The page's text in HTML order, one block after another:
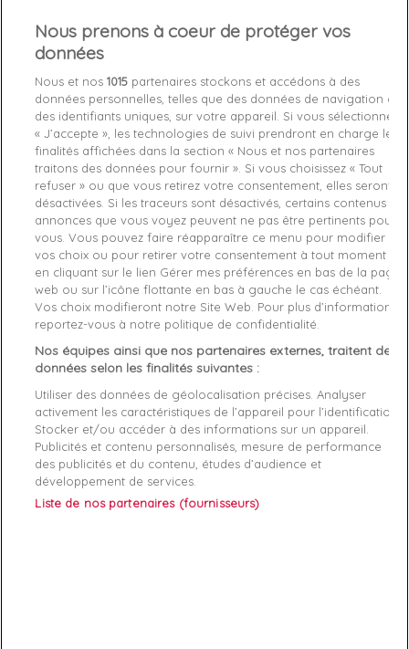
Référence FW0FW05558-YBR 39
Fiche technique
Couleur Blanc
Matière cuir
Conseil Taille Prenez votre taille habituelle
Genre Femme
Rayon Chaussure
Démarque 20 %
Semelle
intérieure
Synthétique
Nous prenons à coeur de protéger vos
données
Nous et nos1015 partenaires stockons et accédons à des
données personnelles, telles que des données de navigation ou
des identifiants uniques, sur votre appareil. Si vous sélectionnez
« J’accepte », les technologies de suivi prendront en charge les
finalités affichées dans la section « Nous et nos partenaires
traitons des données pour fournir ». Si vous choisissez « Tout
refuser » ou que vous retirez votre consentement, elles seront
désactivées. Si les traceurs sont désactivés, certains contenus et
annonces que vous voyez peuvent ne pas être pertinents pour
vous. Vous pouvez faire réapparaître ce menu pour modifier
vos choix ou pour retirer votre consentement à tout moment
en cliquant sur le lien Gérer mes préférences en bas de la page
web ou sur l’icône flottante en bas à gauche le cas échéant.
Vos choix modifieront notre Site Web. Pour plus d’informations,
reportez-vous à notre politique de confidentialité.
Nos équipes ainsi que nos partenaires externes, traitent des
données selon les finalités suivantes :
Utiliser des données de géolocalisation précises. Analyser
activement les caractéristiques de l’appareil pour l’identification.
Stocker et/ou accéder à des informations sur un appareil.
Publicités et contenu personnalisés, mesure de performance
des publicités et du contenu, études d’audience et
développement de services.
Liste de nos partenaires (fournisseurs)